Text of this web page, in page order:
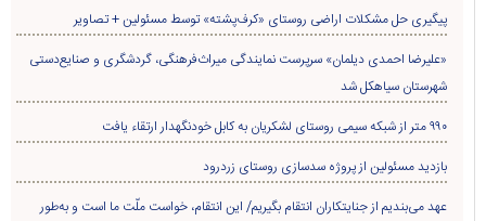
پیگیری حل مشکلات اراضی روستای «کرف‌پشته» توسط مسئولین + تصاویر
«علیرضا احمدی دیلمان» سرپرست نمایندگی میراث‌فرهنگی، گردشگری و صنایع‌دستی
شهرستان سیاهکل شد
۹۹۰ متر از شبکه سیمی روستای لشکریان به کابل خودنگهدار ارتقاء یافت
بازدید مسئولین از پروژه سدسازی روستای زردرود
عهد می‌بندیم از جنایتکاران انتقام بگیریم/ این انتقام، خواست ملّت ما است و به‌طور